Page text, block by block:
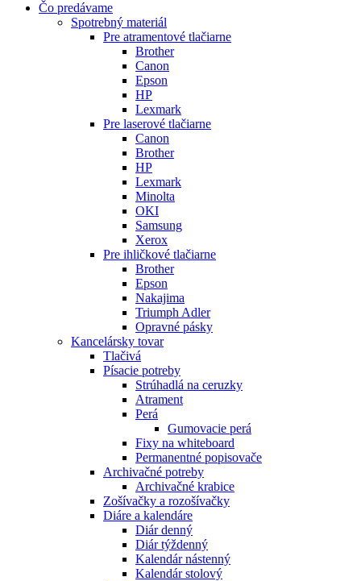
Čo predávame
Spotrebný materiál
Pre atramentové tlačiarne
Brother
Canon
Epson
HP
Lexmark
Pre laserové tlačiarne
Canon
Brother
HP
Lexmark
Minolta
OKI
Samsung
Xerox
Pre ihličkové tlačiarne
Brother
Epson
Nakajima
Triumph Adler
Opravné pásky
Kancelársky tovar
Tlačivá
Písacie potreby
Strúhadlá na ceruzky
Atrament
Perá
Gumovacie perá
Fixy na whiteboard
Permanentné popisovače
Archivačné potreby
Archivačné krabice
Zošívačky a rozošívačky
Diáre a kalendáre
Diár denný
Diár týždenný
Kalendár nástenný
Kalendár stolový